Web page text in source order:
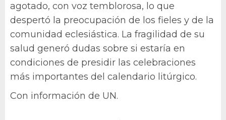
agotado, con voz temblorosa, lo que
despertó la preocupación de los fieles y de la
comunidad eclesiástica. La fragilidad de su
salud generó dudas sobre si estaría en
condiciones de presidir las celebraciones
más importantes del calendario litúrgico.
Con información de UN.